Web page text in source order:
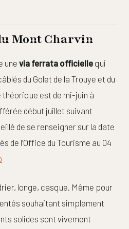
Mont Charvin
une via ferrata officielle qui
du Golet de la Trouye et du
théorique est de mi-juin à
début juillet suivant
de se renseigner sur la date
de l’Office du Tourisme au 04
longe, casque. Même pour
souhaitant simplement
solides sont vivement